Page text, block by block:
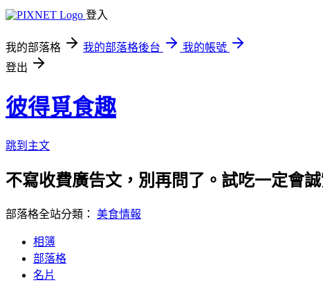
登入
我的部落格 我的部落格後台
我的帳號
登出
彼得覓食趣
跳到主文
不寫收費廣告文，別再問了。試吃一定會
部落格全站分類： 美食情報
相簿
部落格
名片